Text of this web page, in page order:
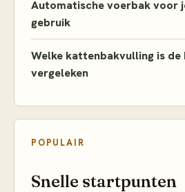
Automatische voerbak voor
gebruik
Welke kattenbakvulling is de
vergeleken
POPULAIR
Snelle startpunten